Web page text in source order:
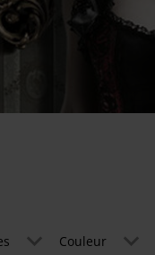
Couleur